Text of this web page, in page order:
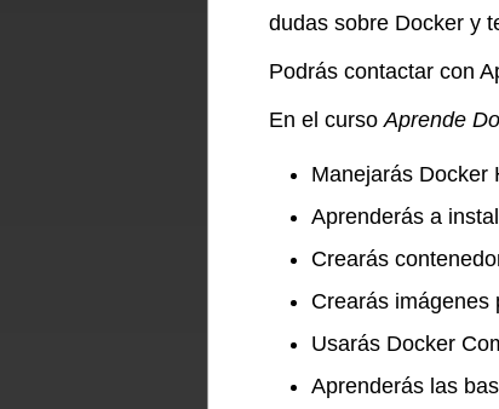
dudas sobre Docker y
Podrás contactar con
En el cursoAprende
Manejarás Docker
Aprenderás a
Crearás
Crearás imágenes
Usarás Docker
Aprenderás las